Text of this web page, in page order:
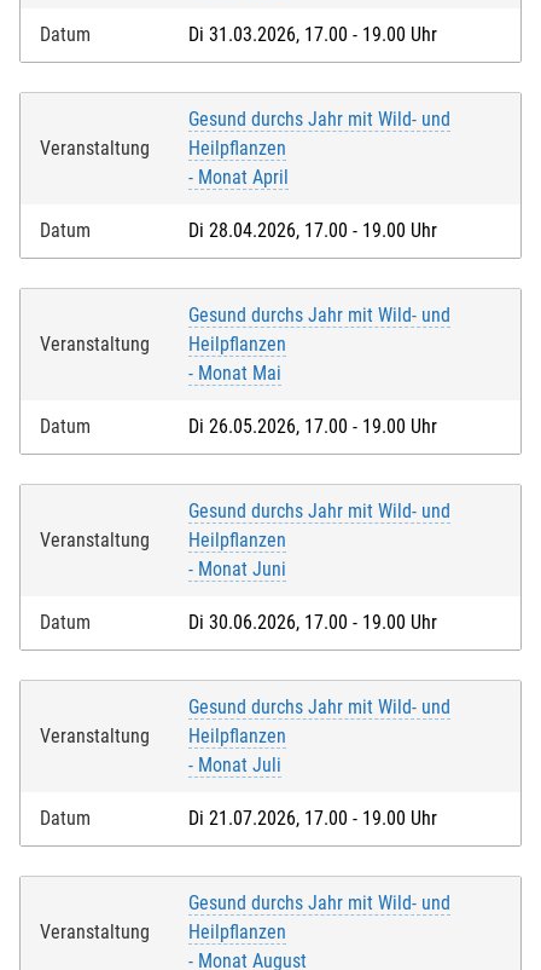
Mit der Anmeldung willige ich ein, dass die
Teilnahmegebühr vom angegebenen Konto
eingezogen wird.
Mit der Anmeldung versichere ich, dass ich
Kontoinhaber/-in bin oder über das Einverständnis
verfüge, dass vom entsprechenden Konto die
Kontoinhaber/-in*:
Name der Bank*:
Ich akzeptiere dieNutzungsbedingungen (AGB)
Widerrufsbelehrunghabe ich zur Kenntnis genommen
Bei Feldern mit * handelt es sich um Pflichtfelder.
Datum Di 31.03.2026, 17.00 - 19.00 Uhr
Veranstaltung
Gesund durchs Jahr mit Wild- und
Heilpflanzen
- Monat April
Datum Di 28.04.2026, 17.00 - 19.00 Uhr
Veranstaltung
Gesund durchs Jahr mit Wild- und
Heilpflanzen
- Monat Mai
Datum Di 26.05.2026, 17.00 - 19.00 Uhr
Veranstaltung
Gesund durchs Jahr mit Wild- und
Heilpflanzen
- Monat Juni
Datum Di 30.06.2026, 17.00 - 19.00 Uhr
Veranstaltung
Gesund durchs Jahr mit Wild- und
Heilpflanzen
- Monat Juli
Datum Di 21.07.2026, 17.00 - 19.00 Uhr
Veranstaltung
Gesund durchs Jahr mit Wild- und
Heilpflanzen
- Monat August